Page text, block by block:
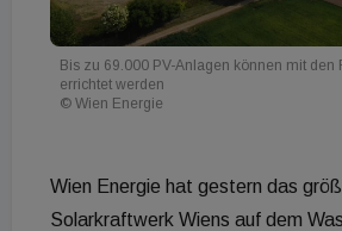
Bis zu 69.000 PV-Anlagen können mit den
errichtet werden
© Wien Energie
Wien Energie hat gestern das
Solarkraftwerk Wiens auf dem